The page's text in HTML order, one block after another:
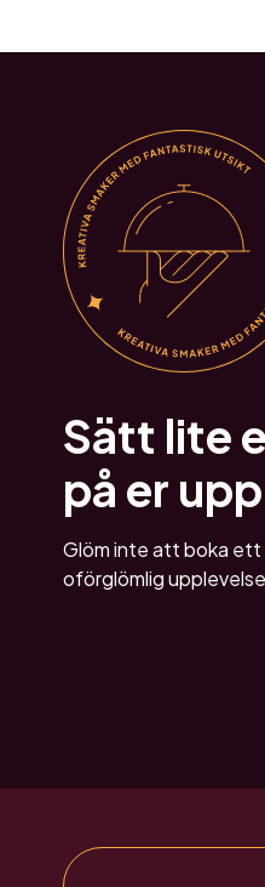
Sätt lite
på er
Glöm inte att boka
oförglömlig